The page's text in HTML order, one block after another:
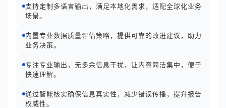
支持定制多语言输出，满足本地化需求，适配全球化业务
场景。
内置专业数据质量评估策略，提供可靠的改进建议，助力
业务决策。
专注专业输出，无多余信息干扰，让内容简洁集中，便于
快速理解。
通过智能核实确保信息真实性，减少错误传播，提升报告
权威性。